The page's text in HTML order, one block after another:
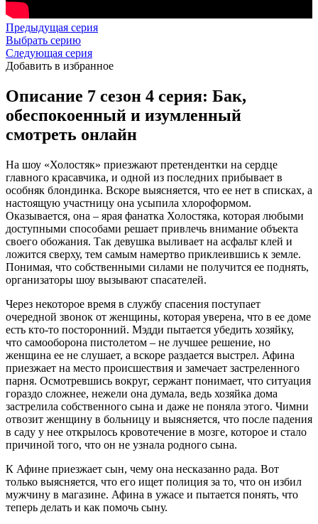
Предыдущая серия
Выбрать серию
Следующая серия
Добавить в избранное
Описание 7 сезон 4 серия: Бак,
обеспокоенный и изумленный
смотреть онлайн
На шоу «Холостяк» приезжают претендентки на сердце
главного красавчика, и одной из последних прибывает в
особняк блондинка. Вскоре выясняется, что ее нет в списках, а
настоящую участницу она усыпила хлороформом.
Оказывается, она – ярая фанатка Холостяка, которая любыми
доступными способами решает привлечь внимание объекта
своего обожания. Так девушка выливает на асфальт клей и
ложится сверху, тем самым намертво приклеившись к земле.
Понимая, что собственными силами не получится ее поднять,
организаторы шоу вызывают спасателей.
Через некоторое время в службу спасения поступает
очередной звонок от женщины, которая уверена, что в ее доме
есть кто-то посторонний. Мэдди пытается убедить хозяйку,
что самооборона пистолетом – не лучшее решение, но
женщина ее не слушает, а вскоре раздается выстрел. Афина
приезжает на место происшествия и замечает застреленного
парня. Осмотревшись вокруг, сержант понимает, что ситуация
гораздо сложнее, нежели она думала, ведь хозяйка дома
застрелила собственного сына и даже не поняла этого. Чимни
отвозит женщину в больницу и выясняется, что после падения
в саду у нее открылось кровотечение в мозге, которое и стало
причиной того, что он не узнала родного сына.
К Афине приезжает сын, чему она несказанно рада. Вот
только выясняется, что его ищет полиция за то, что он избил
мужчину в магазине. Афина в ужасе и пытается понять, что
теперь делать и как помочь сыну.